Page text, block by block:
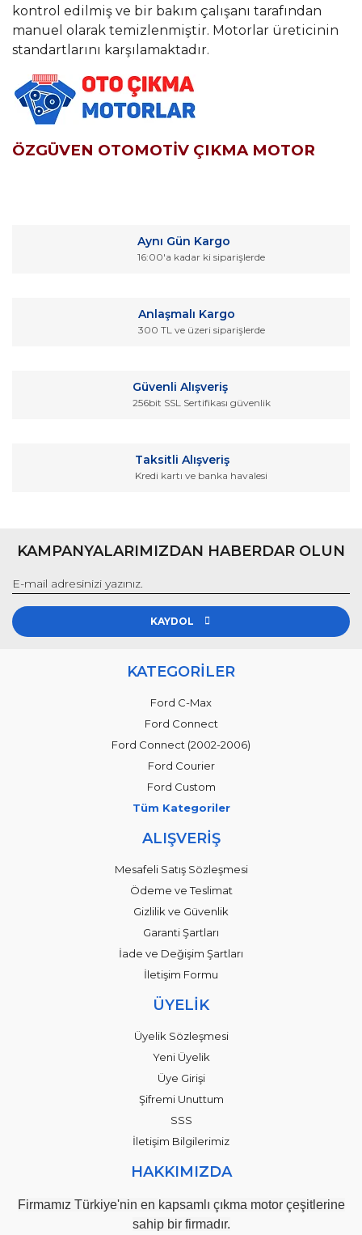
kontrol edilmiş ve bir bakım çalışanı tarafından
manuel olarak temizlenmiştir. Motorlar üreticinin
standartlarını karşılamaktadır.
ÖZGÜVEN OTOMOTİV ÇIKMA MOTOR
Görüş ve önerileriniz için teşekkür ederiz.
Ürün bilgilerinde hatalar bulunuyor.
Gönder
Aynı Gün Kargo
16:00'a kadar ki siparişlerde
Anlaşmalı Kargo
300 TL ve üzeri siparişlerde
Güvenli Alışveriş
256bit SSL Sertifikası güvenlik
Taksitli Alışveriş
Kredi kartı ve banka havalesi
KAMPANYALARIMIZDAN HABERDAR OLUN
KAYDOL
KATEGORİLER
Ford C-Max
Ford Connect
Ford Connect (2002-2006)
Ford Courier
Ford Custom
Tüm Kategoriler
ALIŞVERİŞ
Mesafeli Satış Sözleşmesi
Ödeme ve Teslimat
Gizlilik ve Güvenlik
Garanti Şartları
İade ve Değişim Şartları
İletişim Formu
ÜYELİK
Üyelik Sözleşmesi
Yeni Üyelik
Üye Girişi
Şifremi Unuttum
SSS
İletişim Bilgilerimiz
HAKKIMIZDA
Firmamız Türkiye'nin en kapsamlı çıkma motor çeşitlerine
sahip bir firmadır.